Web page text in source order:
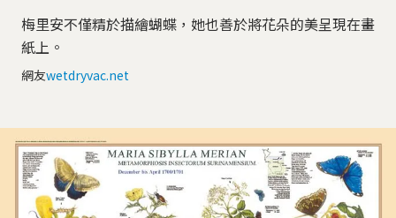
梅里安不僅精於描繪蝴蝶，她也善於將花朵的美呈現在畫
紙上。
網友wetdryvac.net